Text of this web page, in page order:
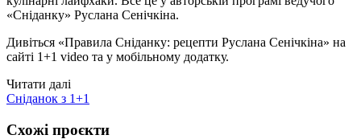
«Сніданку» Руслана Сенічкіна.
Дивіться «Правила Сніданку: рецепти Руслана Сенічкіна» на
сайті 1+1 video та у мобільному додатку.
Читати далі
Сніданок з 1+1
Схожі проєкти